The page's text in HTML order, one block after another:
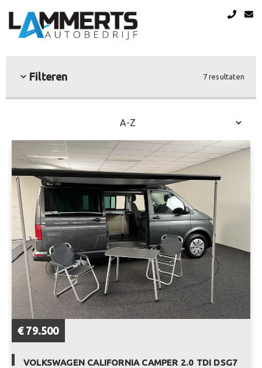
Filteren 7 resultaten
€ 79.500
VOLKSWAGEN CALIFORNIA CAMPER 2.0 TDI DSG7